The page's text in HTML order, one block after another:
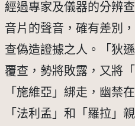
經過專家及儀器的分辨
音片的聲音，確有差別
查偽造證據之人。「狄
覆查，勢將敗露，又將
「施維亞」綁走，幽禁
「法利孟」和「羅拉」